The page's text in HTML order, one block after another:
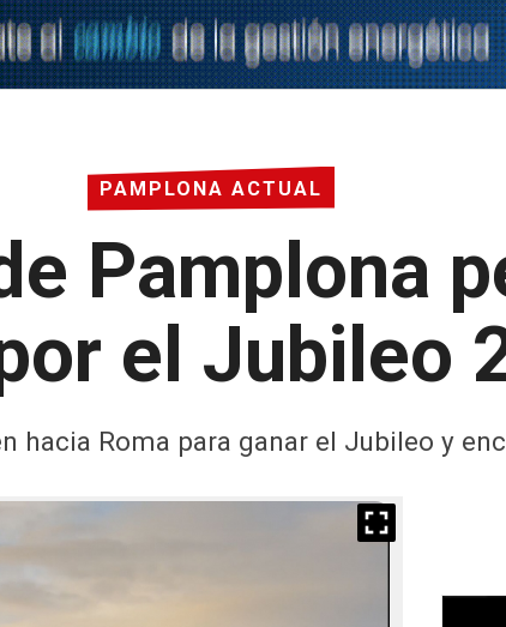
PAMPLONA ACTUAL
Pamplona
el Jubileo
hacia Roma para ganar el Jubileo y